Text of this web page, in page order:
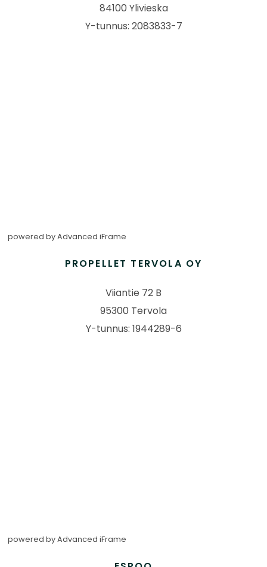
84100 Ylivieska
Y-tunnus: 2083833-7
powered by Advanced iFrame
PROPELLET TERVOLA OY
Viiantie 72 B
95300 Tervola
Y-tunnus: 1944289-6
powered by Advanced iFrame